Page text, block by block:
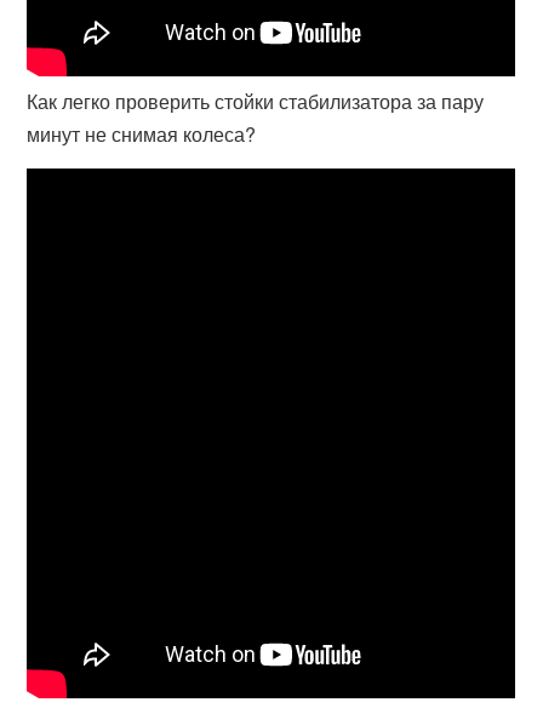
Как легко проверить стойки стабилизатора за пару
минут не снимая колеса?